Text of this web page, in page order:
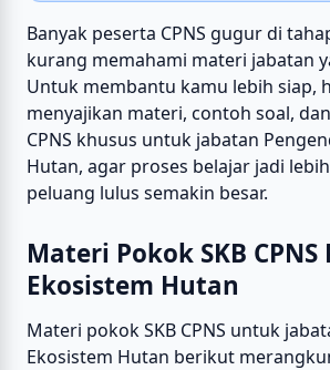
Banyak peserta CPNS gugur di
kurang memahami materi jabatan
Untuk membantu kamu lebih siap,
menyajikan materi, contoh soal,
CPNS khusus untuk jabatan
Hutan, agar proses belajar jadi
peluang lulus semakin besar.
Materi Pokok SKB
Ekosistem Hutan
Materi pokok SKB CPNS untuk
Ekosistem Hutan berikut